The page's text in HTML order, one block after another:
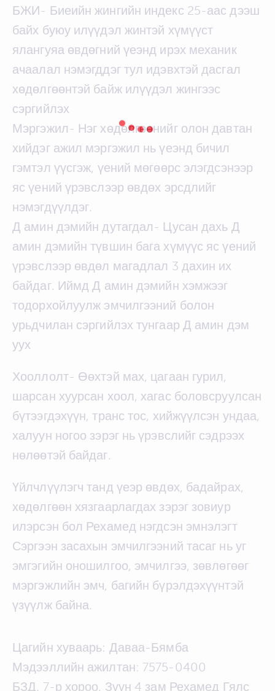
БЖИ- Биеийн жингийн индекс 25-аас дээш
байх буюу илүүдэл жинтэй хүмүүст
ялангуяа өвдөгний үеэнд ирэх механик
ачаалал нэмэгддэг тул идэвхтэй дасгал
хөдөлгөөнтэй байж илүүдэл жингээс
сэргийлэх
Мэргэжил- Нэг хөдөлгөөнийг олон давтан
хийдэг ажил мэргэжил нь үеэнд бичил
гэмтэл үүсгэж, үений мөгөөрс элэгдсэнээр
яс үений үрэвслээр өвдөх эрсдлийг
нэмэгдүүлдэг.
Д амин дэмийн дутагдал- Цусан дахь Д
амин дэмийн түвшин бага хүмүүс яс үений
үрэвслээр өвдөл магадлал 3 дахин их
байдаг. Иймд Д амин дэмийн хэмжээг
тодорхойлуулж эмчилгээний болон
урьдчилан сэргийлэх тунгаар Д амин дэм
уух
Хооллолт- Өөхтэй мах, цагаан гурил,
шарсан хуурсан хоол, хагас боловсруулсан
бүтээгдэхүүн, транс тос, хийжүүлсэн ундаа,
халуун ногоо зэрэг нь үрэвслийг сэдрээх
нөлөөтэй байдаг.
Үйлчлүүлэгч танд үеэр өвдөх, бадайрах,
хөдөлгөөн хязгаарлагдах зэрэг зовиур
илэрсэн бол Рехамед нэгдсэн эмнэлэгт
Сэргээн засахын эмчилгээний тасаг нь уг
эмгэгийн оношилгоо, эмчилгээ, зөвлөгөөг
мэргэжлийн эмч, багийн бүрэлдэхүүнтэй
үзүүлж байна.
Цагийн хуваарь: Даваа-Бямба
Мэдээллийн ажилтан: 7575-0400
БЗД. 7-р хороо, Зүүн 4 зам Рехамед Гялс